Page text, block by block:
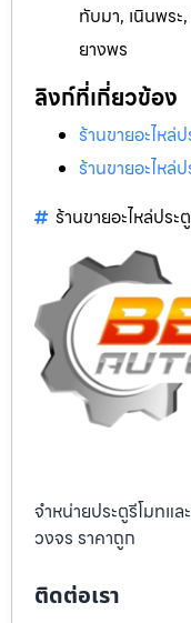
ทับมา, เนินพระ
ยางพร
ลิงก์ที่เกี่ยวข้อง
ร้านขายอะไหล่
ร้านขายอะไหล่
ร้านขายอะไหล่ปร
จำหน่ายประตูรีโมทแ
วงจร ราคาถูก
ติดต่อเรา